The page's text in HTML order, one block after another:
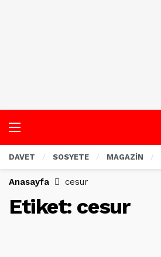
DAVET SOSYETE MAGAZİN
Anasayfa cesur
Etiket: cesur